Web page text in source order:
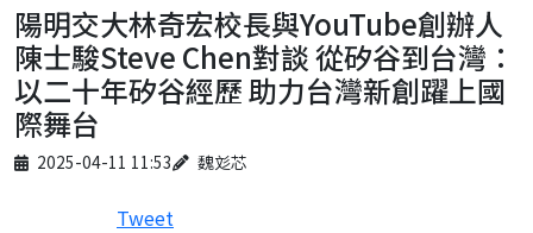
陽明交大林奇宏校長與YouTube創辦人
陳士駿Steve Chen對談 從矽谷到台灣：
以二十年矽谷經歷 助力台灣新創躍上國
際舞台
Published on
2025-04-11 11:53
Author 魏彣芯
Tweet